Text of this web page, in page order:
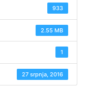
933
2.55 MB
1
27 srpnja, 2016